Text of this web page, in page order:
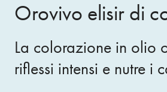
Orovivo elisir di
La colorazione in olio
riflessi intensi e nutre i